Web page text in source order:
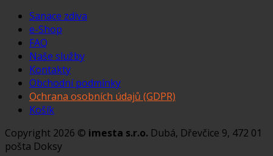
Sanace zdiva
e-Shop
FAQ
Naše služby
Kontakty
Obchodní podmínky
Ochrana osobních údajů (GDPR)
Košík
Copyright 2026 © imesta s.r.o. Dubá, Dřevčice 9, 472 01
pošta Doksy